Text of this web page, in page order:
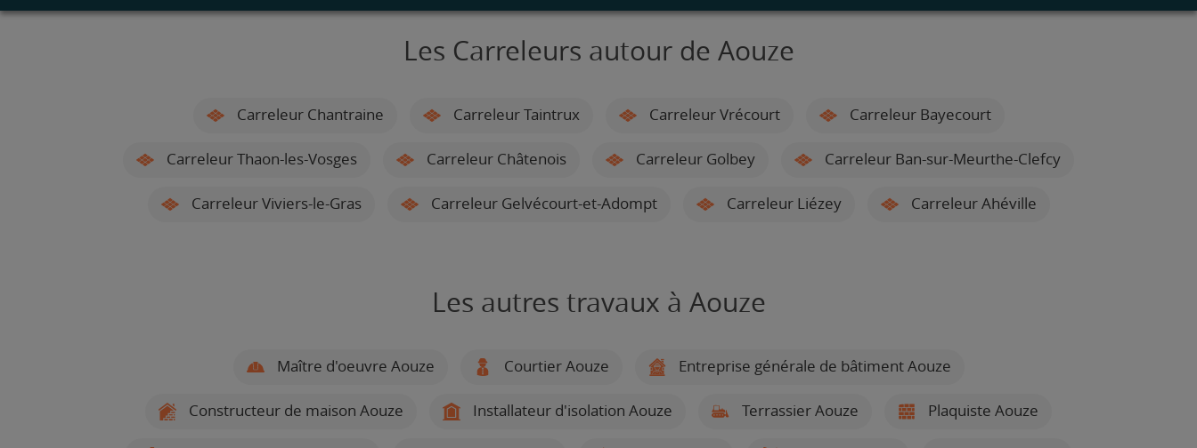
Les Carreleurs autour de Aouze
Carreleur Chantraine Carreleur Taintrux Carreleur Vrécourt Carreleur Bayecourt
Carreleur Thaon-les-Vosges Carreleur Châtenois Carreleur Golbey Carreleur Ban-sur-Meurthe-Clefcy
Carreleur Viviers-le-Gras Carreleur Gelvécourt-et-Adompt Carreleur Liézey Carreleur Ahéville
Les autres travaux à Aouze
Maître d'oeuvre Aouze Courtier Aouze Entreprise générale de bâtiment Aouze
Constructeur de maison Aouze Installateur d'isolation Aouze Terrassier Aouze Plaquiste Aouze